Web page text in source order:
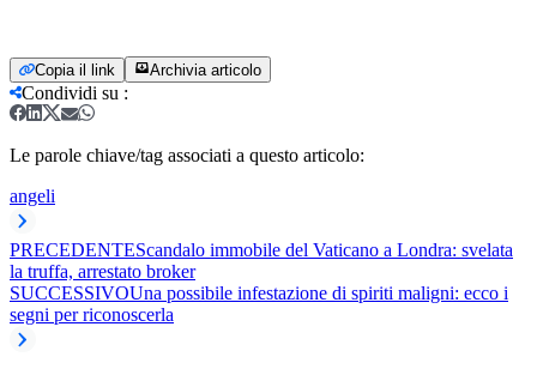
Copia il link Archivia articolo
Condividi su :
Le parole chiave/tag associati a questo articolo:
angeli
PRECEDENTEScandalo immobile del Vaticano a Londra: svelata
la truffa, arrestato broker
SUCCESSIVOUna possibile infestazione di spiriti maligni: ecco i
segni per riconoscerla